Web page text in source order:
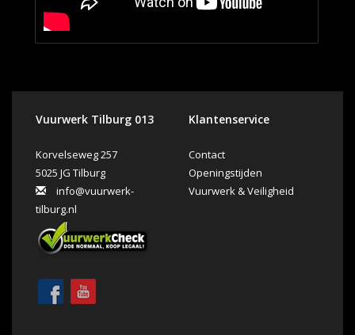
Vuurwerk Tilburg 013
Korvelseweg 257
5025 JG Tilburg
info@vuurwerk-
tilburg.nl
Klantenservice
Contact
Openingstijden
Vuurwerk & Veiligheid